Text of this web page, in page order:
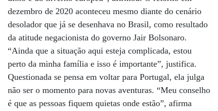
dezembro de 2020 aconteceu mesmo diante do cenário
desolador que já se desenhava no Brasil, como resultado
da atitude negacionista do governo Jair Bolsonaro.
“Ainda que a situação aqui esteja complicada, estou
perto da minha família e isso é importante”, justifica.
Questionada se pensa em voltar para Portugal, ela julga
não ser o momento para novas aventuras. “Meu conselho
é que as pessoas fiquem quietas onde estão”, afirma